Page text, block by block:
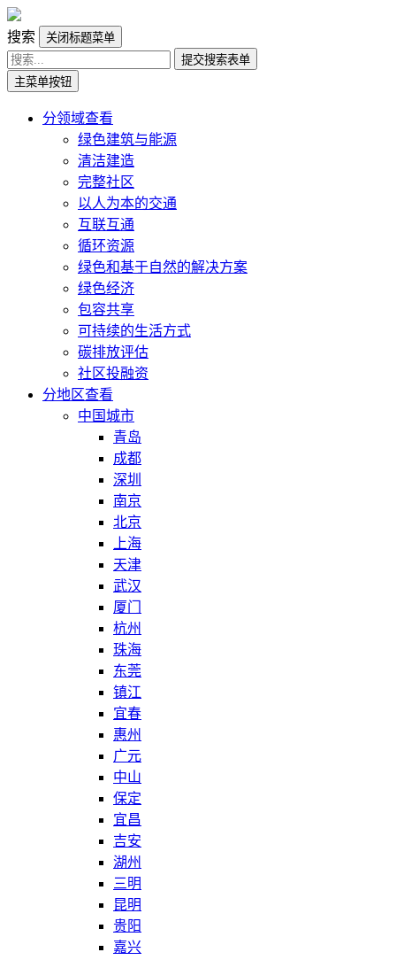
搜索
关闭标题菜单
提交搜索表单
主菜单按钮
分领域查看
绿色建筑与能源
清洁建造
完整社区
以人为本的交通
互联互通
循环资源
绿色和基于自然的解决方案
绿色经济
包容共享
可持续的生活方式
碳排放评估
社区投融资
分地区查看
中国城市
青岛
成都
深圳
南京
北京
上海
天津
武汉
厦门
杭州
珠海
东莞
镇江
宜春
惠州
广元
中山
保定
宜昌
吉安
湖州
三明
昆明
贵阳
嘉兴